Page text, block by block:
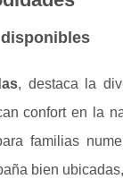
, destaca la
confort en la
familias
bien